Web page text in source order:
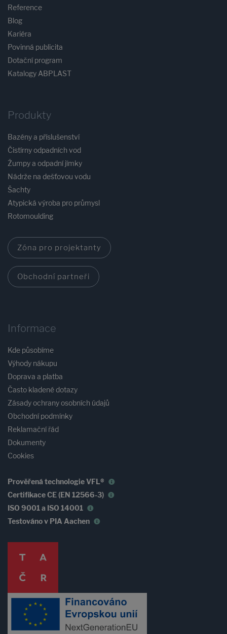
Reference
Blog
Kariéra
Povinná publicita
Dotační program
Katalogy ABPLAST
Produkty
Bazény a příslušenství
Čistírny odpadních vod
Žumpy a odpadní jímky
Nádrže na dešťovou vodu
Šachty
Atypická výroba pro průmysl
Rotomoulding
Zóna pro projektanty
Obchodní partneři
Informace
Kde působíme
Výhody nákupu
Doprava a platba
Často kladené dotazy
Zásady ochrany osobních údajů
Obchodní podmínky
Reklamační řád
Dokumenty
Cookies
Prověřená technologie VFL®
Certifikace CE (EN 12566-3)
ISO 9001 a ISO 14001
Testováno v PIA Aachen